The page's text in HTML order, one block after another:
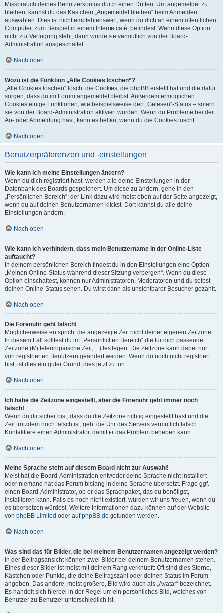
Missbrauch deines Benutzerkontos durch einen Dritten. Um angemeldet zu
bleiben, kannst du das Kästchen „Angemeldet bleiben“ beim Anmelden
auswählen. Dies ist nicht empfehlenswert, wenn du dich an einem öffentlichen
Computer, zum Beispiel in einem Internetcafé, befindest. Wenn diese Option
nicht zur Verfügung steht, dann wurde sie vermutlich von der Board-
Administration ausgeschaltet.
Nach oben
Wozu ist die Funktion „Alle Cookies löschen“?
„Alle Cookies löschen“ löscht die Cookies, die phpBB erstellt hat und die dafür
sorgen, dass du im Forum angemeldet bleibst. Außerdem ermöglichen
Cookies einige Funktionen, wie beispielsweise den „Gelesen“-Status – sofern
sie von der Board-Administration aktiviert wurden. Wenn du Probleme bei der
An- oder Abmeldung hast, kann es helfen, wenn du die Cookies löscht.
Nach oben
Benutzerpräferenzen und -einstellungen
Wie kann ich meine Einstellungen ändern?
Wenn du dich registriert hast, werden alle deine Einstellungen in der
Datenbank des Boards gespeichert. Um diese zu ändern, gehe in den
„Persönlichen Bereich“; der Link dazu wird meist oben auf der Seite angezeigt,
wenn du auf deinen Benutzernamen klickst. Dort kannst du alle deine
Einstellungen ändern.
Nach oben
Wie kann ich verhindern, dass mein Benutzername in der Online-Liste
auftaucht?
In deinem persönlichen Bereich findest du in den Einstellungen eine Option
„Meinen Online-Status während dieser Sitzung verbergen“. Wenn du diese
Option einschaltest, können nur Administratoren, Moderatoren und du selbst
deinen Online-Status sehen. Du wirst dann als unsichtbarer Besucher gezählt.
Nach oben
Die Forenuhr geht falsch!
Möglicherweise entspricht die angezeigte Zeit nicht deiner eigenen Zeitzone.
In diesem Fall solltest du im „Persönlichen Bereich“ die für dich passende
Zeitzone (Mitteleuropäische Zeit, ...) festlegen. Die Zeitzone kann dabei nur
von registrierten Benutzern geändert werden. Wenn du noch nicht registriert
bist, ist dies ein guter Grund, dies jetzt zu tun.
Nach oben
Ich habe die Zeitzone eingestellt, aber die Forenuhr geht immer noch
falsch!
Wenn du dir sicher bist, dass du die Zeitzone richtig eingestellt hast und die
Zeit trotzdem noch falsch ist, geht die Uhr des Servers vermutlich falsch.
Kontaktiere einen Administrator, damit er das Problem beheben kann.
Nach oben
Meine Sprache steht auf diesem Board nicht zur Auswahl!
Meist hat die Board-Administration entweder deine Sprache nicht installiert
oder niemand hat das Forum bislang in deine Sprache übersetzt. Frage ggf.
einen Board-Administrator, ob er das Sprachpaket, das du benötigst,
installieren kann. Falls es noch nicht existiert, würden wir uns freuen, wenn du
es übersetzen würdest. Weitere Informationen dazu können auf der Website
von phpBB Limited oder aufphpBB.de gefunden werden.
Nach oben
Was sind das für Bilder, die bei meinem Benutzernamen angezeigt werden?
In der Beitragsansicht können zwei Bilder bei deinem Benutzernamen stehen.
Eines dieser Bilder ist meist mit deinem Rang verknüpft: Oft sind dies Sterne,
Kästchen oder Punkte, die deine Beitragszahl oder deinen Status im Forum
angeben. Das andere, meist größere, Bild wird auch als „Avatar“ bezeichnet.
Es handelt sich hierbei in der Regel um ein persönliches Bild, welches von
Benutzer zu Benutzer unterschiedlich ist.